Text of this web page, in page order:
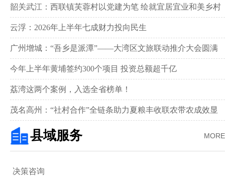
领跑全国赛道‌
韶关武江：西联镇芙蓉村以党建为笔 绘就宜居宜业和美乡村
新画卷‌
云浮：2026年上半年七成财力投向民生
广州增城：“吾乡是派潭”——大湾区文旅联动推介大会圆满
举行
今年上半年黄埔签约300个项目 投资总额超千亿
荔湾这两个案例，入选全省榜单！
茂名高州：“社村合作”全链条助力夏粮丰收联农带农成效显
著‌
MORE
县域服务
决策咨询